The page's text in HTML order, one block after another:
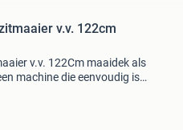
v.v. 122cm
v.v. 122Cm maaidek als
machine die eenvoudig is